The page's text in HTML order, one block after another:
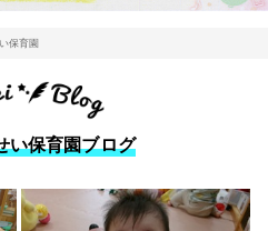
保育園
い保育園ブログ